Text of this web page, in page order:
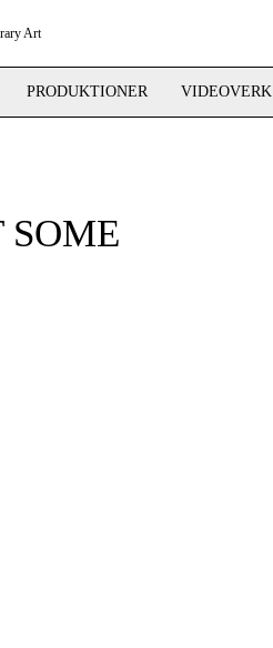
Art
PRODUKTIONER VIDEOVERK
SOME